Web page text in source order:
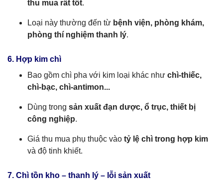
thu mua rất tốt.
Loại này thường đến từ bệnh viện, phòng khám,
phòng thí nghiệm thanh lý.
6. Hợp kim chì
Bao gồm chì pha với kim loại khác như chì-thiếc,
chì-bạc, chì-antimon...
Dùng trong sản xuất đạn dược, ổ trục, thiết bị
công nghiệp.
Giá thu mua phụ thuộc vào tỷ lệ chì trong hợp kim
và độ tinh khiết.
7. Chì tồn kho – thanh lý – lỗi sản xuất